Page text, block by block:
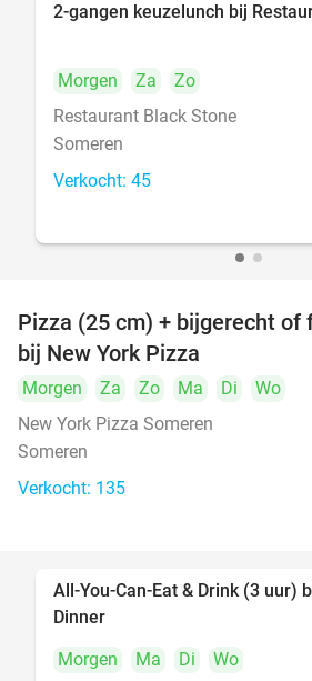
2-gangen keuzelunch bij
Morgen Za
Zo
Restaurant Black Stone
Someren
Verkocht: 45
Pizza (25 cm) + bijgerecht of
bij New York Pizza
Morgen Za Zo Ma Di
Wo
New York Pizza Someren
Someren
Verkocht: 135
All-You-Can-Eat & Drink (3 uur)
Dinner
Morgen
Ma Di
Wo